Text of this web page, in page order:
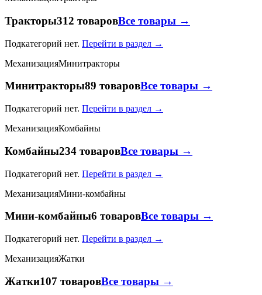
Тракторы312 товаровВсе товары →
Подкатегорий нет. Перейти в раздел →
МеханизацияМинитракторы
Минитракторы89 товаровВсе товары →
Подкатегорий нет. Перейти в раздел →
МеханизацияКомбайны
Комбайны234 товаровВсе товары →
Подкатегорий нет. Перейти в раздел →
МеханизацияМини-комбайны
Мини-комбайны6 товаровВсе товары →
Подкатегорий нет. Перейти в раздел →
МеханизацияЖатки
Жатки107 товаровВсе товары →